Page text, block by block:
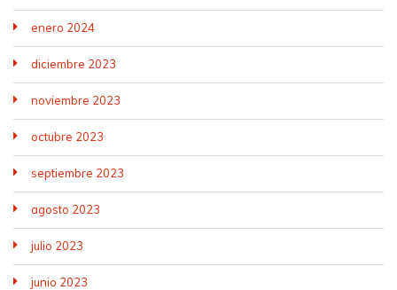
enero 2024
diciembre 2023
noviembre 2023
octubre 2023
septiembre 2023
agosto 2023
julio 2023
junio 2023